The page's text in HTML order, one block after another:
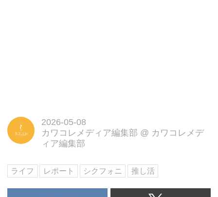
2026-05-08
カワコレメディア編集部 @ カワコレメデ
ィア編集部
ライフ レポート シクフォニ 推し活